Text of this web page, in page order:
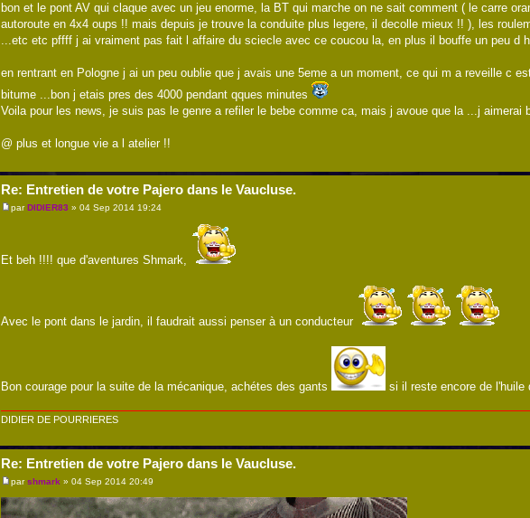
bon et le pont AV qui claque avec un jeu enorme, la BT qui marche on ne sait comment ( le carre
autoroute en 4x4 oups !! mais depuis je trouve la conduite plus legere, il decolle mieux !! ), les
...etc etc pffff j ai vraiment pas fait l affaire du sciecle avec ce coucou la, en plus il bouffe un peu d
en rentrant en Pologne j ai un peu oublie que j avais une 5eme a un moment, ce qui m a reveille c
bitume ...bon j etais pres des 4000 pendant qques minutes
Voila pour les news, je suis pas le genre a refiler le bebe comme ca, mais j avoue que la ...j aimerai
@ plus et longue vie a l atelier !!
Re: Entretien de votre Pajero dans le Vaucluse.
parDIDIER83 » 04 Sep 2014 19:24
Et beh !!!! que d'aventures Shmark,
Avec le pont dans le jardin, il faudrait aussi penser à un conducteur
Bon courage pour la suite de la mécanique, achétes des gants si il reste encore de l'huile
DIDIER DE POURRIERES
Re: Entretien de votre Pajero dans le Vaucluse.
parshmark » 04 Sep 2014 20:49